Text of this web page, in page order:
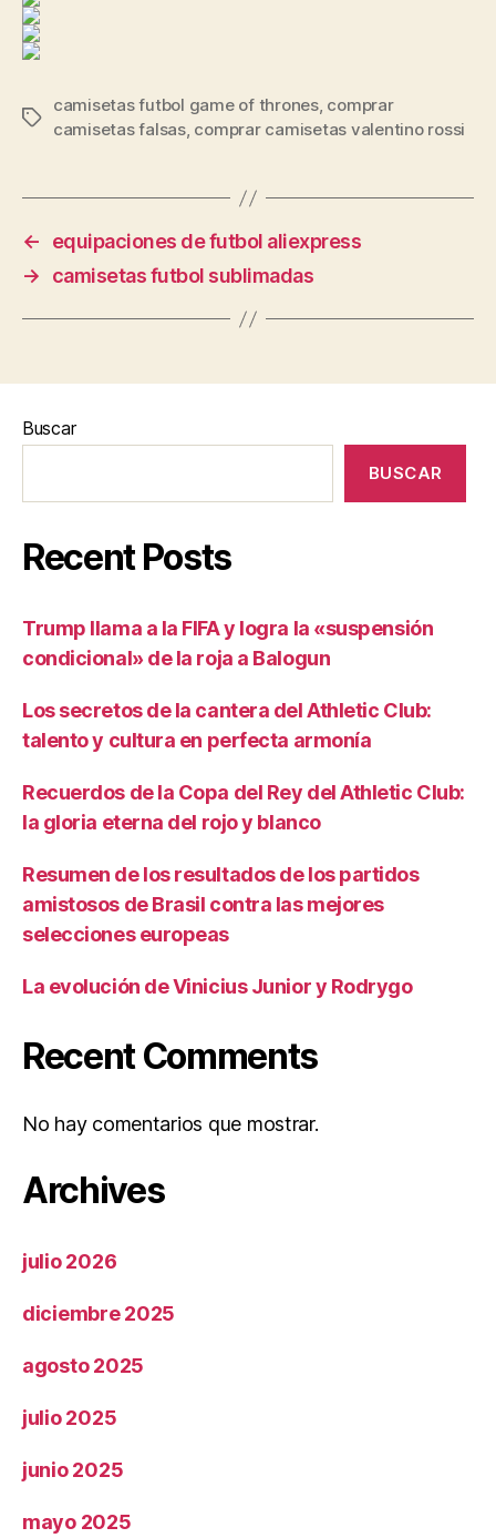
Etiquetas
camisetas futbol game of thrones, comprar
camisetas falsas, comprar camisetas valentino rossi
←
equipaciones de futbol aliexpress
→
camisetas futbol sublimadas
Buscar
BUSCAR
Recent Posts
Trump llama a la FIFA y logra la «suspensión
condicional» de la roja a Balogun
Los secretos de la cantera del Athletic Club:
talento y cultura en perfecta armonía
Recuerdos de la Copa del Rey del Athletic Club:
la gloria eterna del rojo y blanco
Resumen de los resultados de los partidos
amistosos de Brasil contra las mejores
selecciones europeas
La evolución de Vinicius Junior y Rodrygo
Recent Comments
No hay comentarios que mostrar.
Archives
julio 2026
diciembre 2025
agosto 2025
julio 2025
junio 2025
mayo 2025